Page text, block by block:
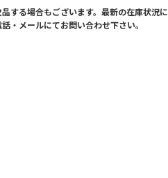
する場合もございます。最新の在庫状況に
・メールにてお問い合わせ下さい。